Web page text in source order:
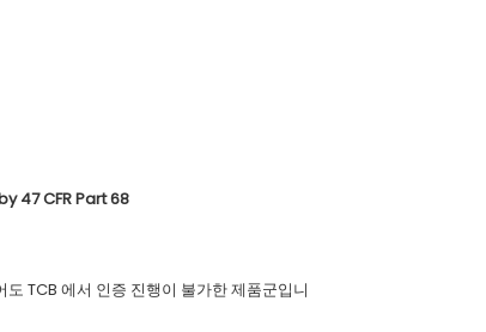
47 CFR Part 68
TCB 에서 인증 진행이 불가한 제품군입니